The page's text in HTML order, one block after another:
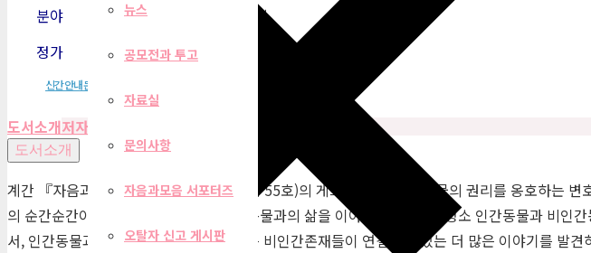
뉴스
공모전과 투고
자료실
문의사항
자음과모음 서포터즈
오탈자 신고 게시판
분야
문예 계간지
정가
신간안내문
도서소개저자
도서소개
계간 『자음과모음』 2022년 겨울호(통권 55호)의 게스트 에디터는 ‘동물의 권리를 옹호하는
의 순간순간이 정치와 사랑의 장이 되는 동물과의 삶을 이야기한다. 이는 ‘평소 인간동물과 비
서, 인간동물과 비인간동물들, 나아가 모든 비인간존재들이 연결되어 있는 더 많은 이야기를 발